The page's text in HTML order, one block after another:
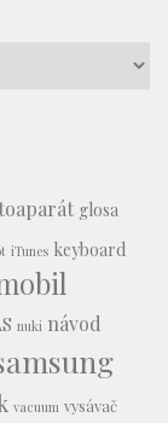
glosa
iTunes keyboard
nuki návod
vacuum vysávač